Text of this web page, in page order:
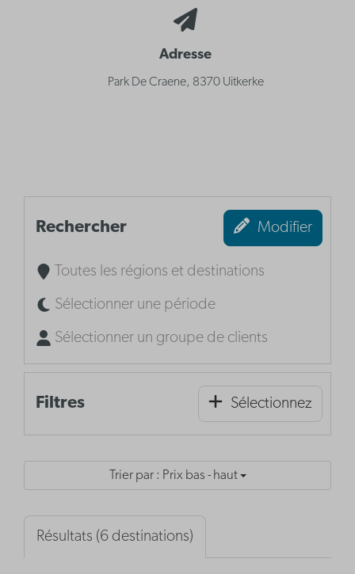
Adresse
Park De Craene, 8370 Uitkerke
Rechercher Modifier
Toutes les régions et destinations
Sélectionner une période
Sélectionner un groupe de clients
Filtres Sélectionnez
Trier par : Prix bas - haut
Résultats (6 destinations)